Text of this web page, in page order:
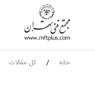
خانه کل مقالات